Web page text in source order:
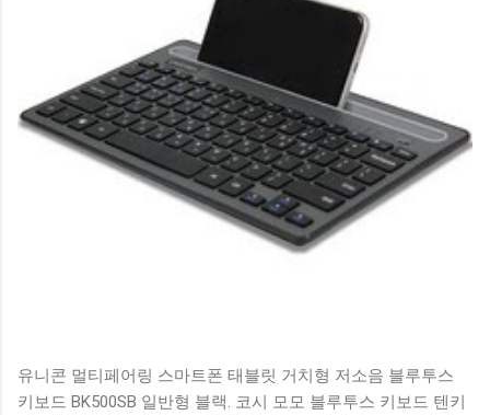
유니콘 멀티페어링 스마트폰 태블릿 거치형 저소음 블루투스
키보드 BK500SB 일반형 블랙. 코시 모모 블루투스 키보드 텐키